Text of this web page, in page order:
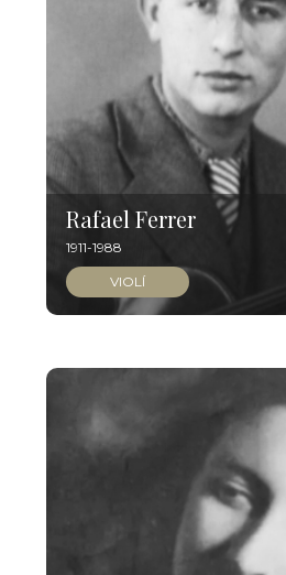
Rafael Ferrer
1911-1988
VIOLÍ